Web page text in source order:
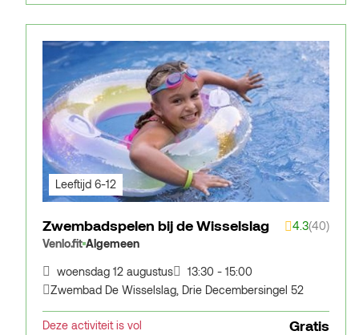
Leeftijd 6-12
Zwembadspelen bij de Wisselslag 4.3(40)
Venlo.fit Algemeen
woensdag 12 augustus
13:30 - 15:00
Zwembad De Wisselslag Drie Decembersingel 52
Deze activiteit is vol Gratis